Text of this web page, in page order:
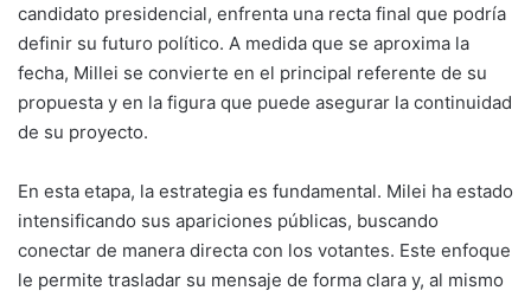
candidato presidencial, enfrenta una recta final que podría
definir su futuro político. A medida que se aproxima la
fecha, Millei se convierte en el principal referente de su
propuesta y en la figura que puede asegurar la continuidad
de su proyecto.
En esta etapa, la estrategia es fundamental. Milei ha estado
intensificando sus apariciones públicas, buscando
conectar de manera directa con los votantes. Este enfoque
le permite trasladar su mensaje de forma clara y, al mismo